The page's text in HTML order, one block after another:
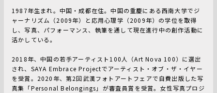
1987年生まれ。中国・成都在住。中国の重慶にある西南大学でジ
ャーナリズム（2009年）と応用心理学（2009年）の学位を取得
し、写真、パフォーマンス、執筆を通して現在進行中の創作活動に
活かしている。
2018年、中国の若手アーティスト100人（Art Nova 100）に選出
され、SAYA Embrace Projectでアーティスト・オブ・ザ・イヤー
を受賞。2020年、第2回武漢フォトアートフェアで自費出版した写
真集「Personal Belongings」が審査員賞を受賞。女性写真プロジ